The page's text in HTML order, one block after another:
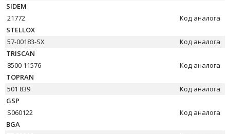
SIDEM
21772
Код аналога
STELLOX
57-00183-SX
Код аналога
TRISCAN
8500 11576
Код аналога
TOPRAN
501 839
Код аналога
GSP
S060122
Код аналога
BGA